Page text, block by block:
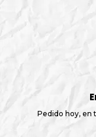
Pedido hoy, en